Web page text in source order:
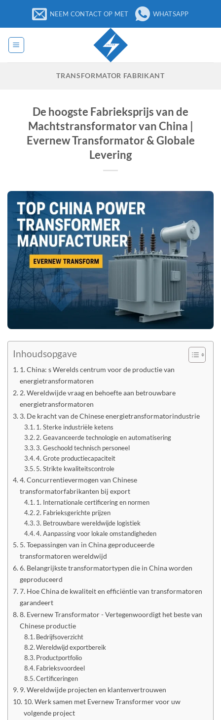
inhoud
NEEM CONTACT OP MET WHATSAPP
TRANSFORMATOR FABRIKANT
De hoogste Fabrieksprijs van de
Machtstransformator van China |
Evernew Transformator & Globale
Levering
Inhoudsopgave
1. China: s Werelds centrum voor de productie van
energietransformatoren
2. Wereldwijde vraag en behoefte aan betrouwbare
energietransformatoren
3. De kracht van de Chinese energietransformatorindustrie
1. Sterke industriële ketens
2. Geavanceerde technologie en automatisering
3. Geschoold technisch personeel
4. Grote productiecapaciteit
5. Strikte kwaliteitscontrole
4. Concurrentievermogen van Chinese
transformatorfabrikanten bij export
1. Internationale certificering en normen
2. Fabrieksgerichte prijzen
3. Betrouwbare wereldwijde logistiek
4. Aanpassing voor lokale omstandigheden
5. Toepassingen van in China geproduceerde
transformatoren wereldwijd
6. Belangrijkste transformatortypen die in China worden
geproduceerd
7. Hoe China de kwaliteit en efficiëntie van transformatoren
garandeert
8. Evernew Transformator - Vertegenwoordigt het beste van
Chinese productie
Bedrijfsoverzicht
Wereldwijd exportbereik
Productportfolio
Fabrieksvoordeel
Certificeringen
9. Wereldwijde projecten en klantenvertrouwen
10. Werk samen met Evernew Transformer voor uw
volgende project